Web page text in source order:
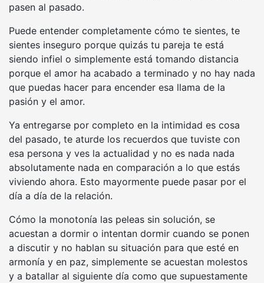
pasen al pasado.
Puede entender completamente cómo te sientes, te
sientes inseguro porque quizás tu pareja te está
siendo infiel o simplemente está tomando distancia
porque el amor ha acabado a terminado y no hay nada
que puedas hacer para encender esa llama de la
pasión y el amor.
Ya entregarse por completo en la intimidad es cosa
del pasado, te aturde los recuerdos que tuviste con
esa persona y ves la actualidad y no es nada nada
absolutamente nada en comparación a lo que estás
viviendo ahora. Esto mayormente puede pasar por el
día a día de la relación.
Cómo la monotonía las peleas sin solución, se
acuestan a dormir o intentan dormir cuando se ponen
a discutir y no hablan su situación para que esté en
armonía y en paz, simplemente se acuestan molestos
y a batallar al siguiente día como que supuestamente